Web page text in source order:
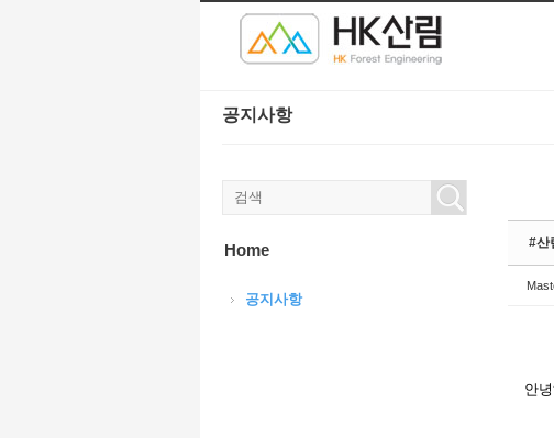
공지사항
#산
안
Home
공지사항
Sketchbook5, 스케치북5
Sketchbook5, 스케치북5
Sketchbook5, 스케치북5
Sketchbook5, 스케치북5